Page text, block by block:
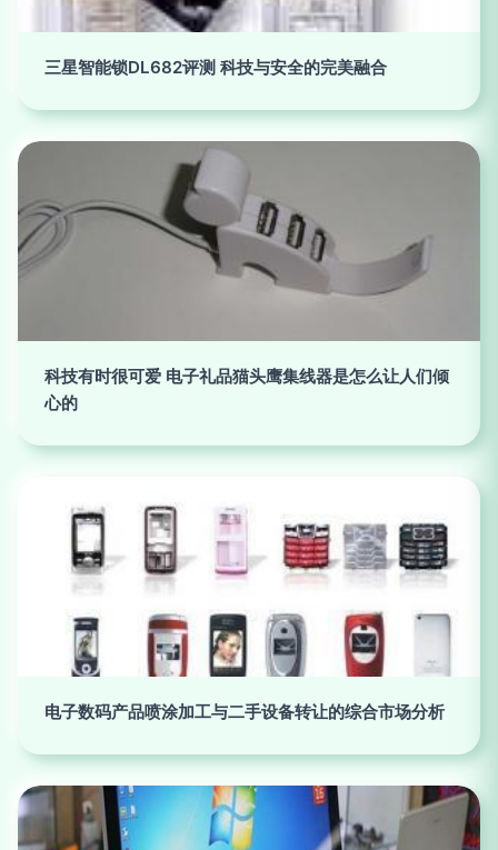
三星智能锁DL682评测 科技与安全的完美融合
科技有时很可爱 电子礼品猫头鹰集线器是怎么让人们倾
心的
电子数码产品喷涂加工与二手设备转让的综合市场分析